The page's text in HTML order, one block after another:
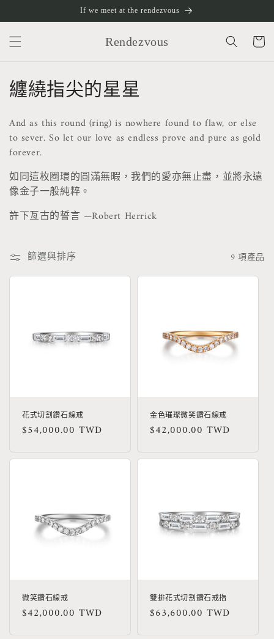
容
If we meet at the rendezvous
Rendezvous
購
物
商
系
列
:
纏繞指尖的星星
And as this round (ring) is nowhere found to flaw, or else
to sever. So let our love as endless prove and pure as gold
forever.
如同這枚圈環的圓滿無暇，我們的愛亦無止盡，並將永遠
像金子一般純粹。
許下亙古的誓言 —Robert Herrick
篩選與排序 9 項產品
花式切割鑽石線戒
定
$54,000.00 TWD
金色璀璨微笑鑽石線戒
定
$42,000.00 TWD
微笑鑽石線戒
定
$42,000.00 TWD
雙排花式切割鑽石戒指
定
$63,600.00 TWD